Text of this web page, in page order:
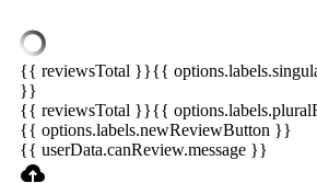
{{ reviewsTotal }}{{
}}
{{ reviewsTotal }}{{
{{ options.labels.newReviewButton }}
{{ userData.canReview.message }}